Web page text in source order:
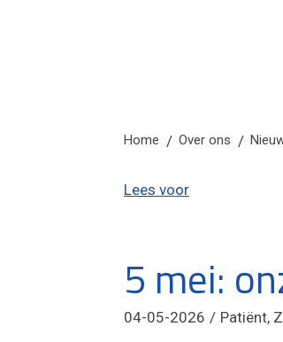
Home Over ons
Lees voor
5 mei:
04-05-2026 Patiënt,